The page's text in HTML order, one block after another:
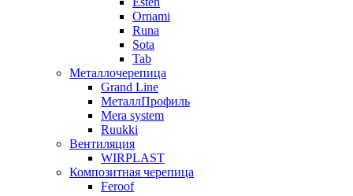
Ornami
Runa
Sota
Tab
Металлочерепица
Grand Line
МеталлПрофиль
Mera system
Ruukki
Вентиляция
WIRPLAST
Композитная черепица
Feroof